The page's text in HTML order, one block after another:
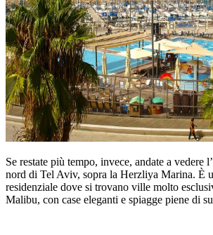
Se restate più tempo, invece, andate a vedere l’
nord di Tel Aviv, sopra la Herzliya Marina. È
residenziale dove si trovano ville molto
Malibu, con case eleganti e spiagge piene di